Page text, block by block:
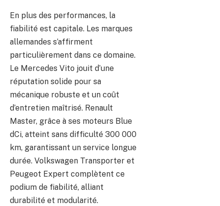
En plus des performances, la
fiabilité est capitale. Les marques
allemandes s’affirment
particulièrement dans ce domaine.
Le Mercedes Vito jouit d’une
réputation solide pour sa
mécanique robuste et un coût
d’entretien maîtrisé. Renault
Master, grâce à ses moteurs Blue
dCi, atteint sans difficulté 300 000
km, garantissant un service longue
durée. Volkswagen Transporter et
Peugeot Expert complètent ce
podium de fiabilité, alliant
durabilité et modularité.